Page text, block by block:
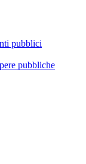
pubblici
pubbliche